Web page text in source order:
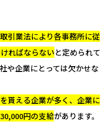
引業法により各事務所に従
ればならないと定められて
や企業にとっては欠かせな
貰える企業が多く、企業に
円の支給があります。